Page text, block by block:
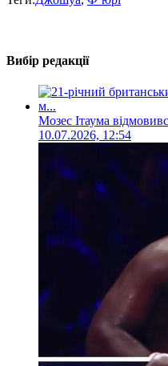
Вибір редакції
Мозес Ітаума
10.07.2026, 12:54